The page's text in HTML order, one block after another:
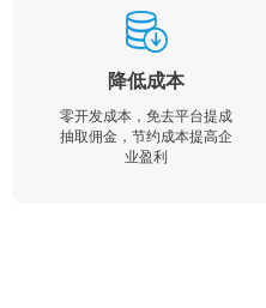
降低成本
零开发成本，免去平台提成
抽取佣金，节约成本提高企
业盈利